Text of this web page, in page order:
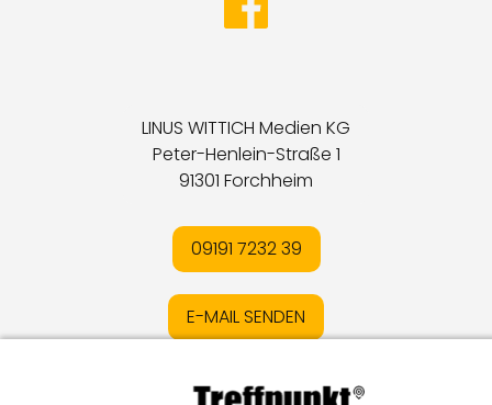
LINUS WITTICH Medien KG
Peter-Henlein-Straße 1
91301 Forchheim
09191 7232 39
E-MAIL SENDEN